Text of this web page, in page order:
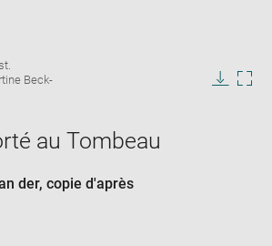
Beck-
au Tombeau
der, copie d'après